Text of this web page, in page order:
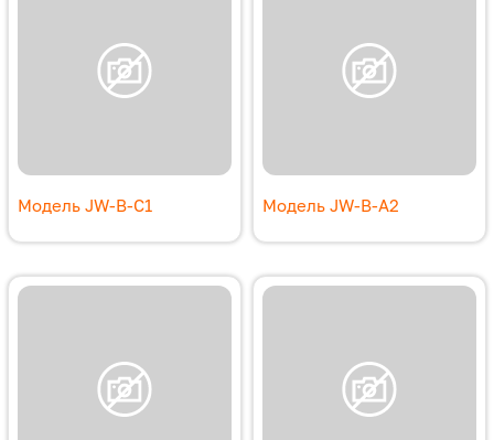
Модель JW-B-C1 Модель JW-B-A2